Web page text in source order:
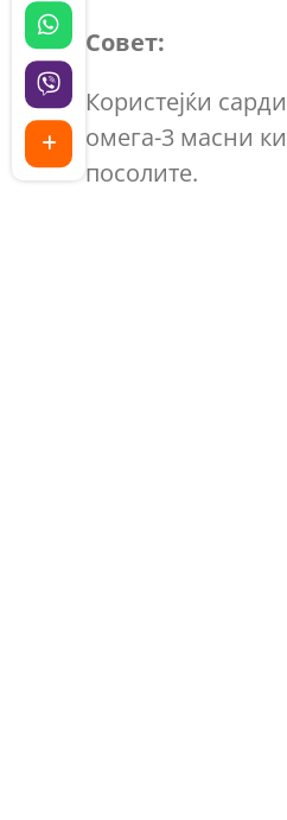
Совет:
Користејќи
омега-3 масни
посолите.